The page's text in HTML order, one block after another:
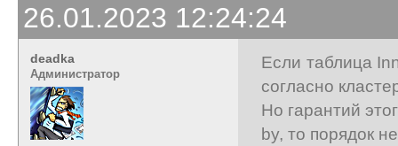
26.01.2023 12:24:24
deadka
Администратор
Если таблица
согласно
Но гарантий
by, то порядок